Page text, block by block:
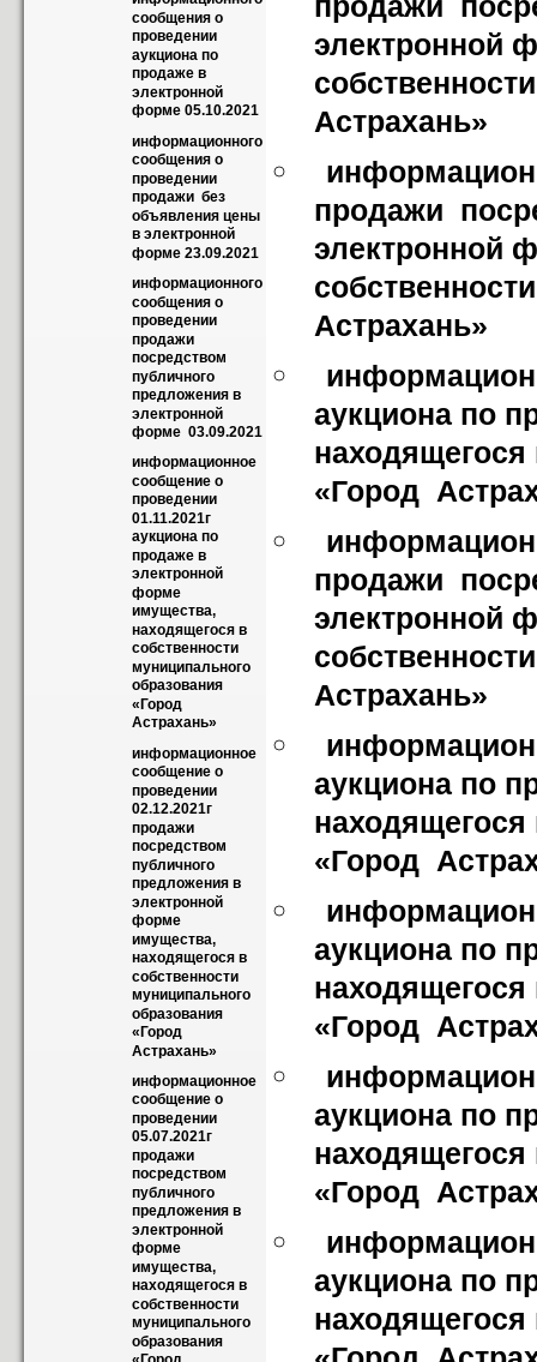
сообщения о
проведении
аукциона по
продаже в
электронной
форме 05.10.2021
информационного
сообщения о
проведении
продажи  без
объявления цены
в электронной
форме 23.09.2021
информационного
сообщения о
проведении
продажи
посредством
публичного
предложения в
электронной
форме  03.09.2021
информационное
сообщение о
проведении
01.11.2021г
аукциона по
продаже в
электронной
форме
имущества,
находящегося в
собственности
муниципального
образования
«Город
Астрахань»
информационное
сообщение о
проведении
02.12.2021г
продажи
посредством
публичного
предложения в
электронной
форме
имущества,
находящегося в
собственности
муниципального
образования
«Город
Астрахань»
информационное
сообщение о
проведении
05.07.2021г
продажи
посредством
публичного
предложения в
электронной
форме
имущества,
находящегося в
собственности
муниципального
образования
электронной
Астрахань»
продажи
электронной
Астрахань»
аукциона по
находящегося
«Город
продажи
электронной
Астрахань»
аукциона по
находящегося
«Город
аукциона по
находящегося
«Город
аукциона по
находящегося
«Город
аукциона по
находящегося